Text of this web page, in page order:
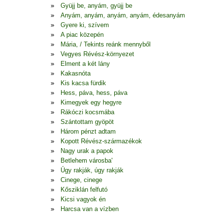
Gyüjj be, anyám, gyüjj be
Anyám, anyám, anyám, anyám, édesanyám
Gyere ki, szívem
A piac közepén
Mária, / Tekints reánk mennyből
Vegyes Révész-környezet
Elment a két lány
Kakasnóta
Kis kacsa fürdik
Hess, páva, hess, páva
Kimegyek egy hegyre
Rákóczi kocsmába
Szántottam gyöpöt
Három pénzt adtam
Kopott Révész-származékok
Nagy urak a papok
Betlehem városba'
Úgy rakják, úgy rakják
Cinege, cinege
Kősziklán felfutó
Kicsi vagyok én
Harcsa van a vízben